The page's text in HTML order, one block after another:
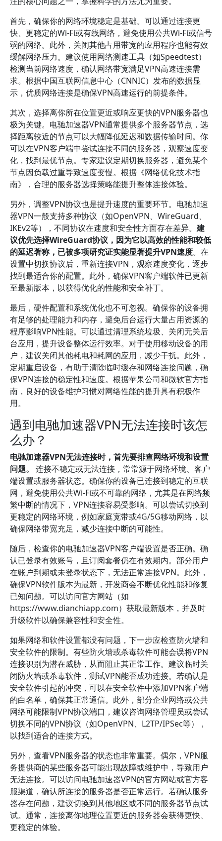
首先，确保你的网络环境稳定是基础。可以通过连接更
快、更稳定的Wi-Fi或有线网络，避免使用公共Wi-Fi或信号
弱的网络。此外，关闭其他占用带宽的应用程序也能有效
缓解网络压力。建议使用网络测速工具（如Speedtest）
检测当前网络速度，确认网络带宽满足VPN高速连接需
求。根据中国互联网信息中心（CNNIC）发布的数据显
示，优质网络连接是确保VPN高速运行的前提条件。
其次，选择离你所在位置更近或响应更快的VPN服务器也
极为关键。电驰加速器VPN通常提供多个服务器节点，选
择距离较近的节点可以大幅降低延迟和数据传输时间。你
可以在VPN客户端中尝试连接不同的服务器，观察速度变
化，找到最优节点。专家建议定期切换服务器，避免某个
节点因负载过重导致速度变慢。根据《网络优化技术指
南》，合理的服务器选择策略能提升整体连接体验。
另外，调整VPN协议也是提升速度的重要环节。电驰加速
器VPN一般支持多种协议（如OpenVPN、WireGuard、
IKEv2等），不同协议在速度和安全性方面存在差异。 建
议优先选择WireGuard协议，因为它以高效的性能和较低
的延迟著称，已被多项研究证实能显著提升VPN速度。在
设置中切换协议后，重新连接VPN，观察速度变化，逐步
找到最适合你的配置。此外，确保VPN客户端软件已更新
至最新版本，以获得优化的性能和安全补丁。
最后，硬件配置和系统优化也不可忽视。确保你的设备拥
有足够的处理能力和内存，避免后台运行大量占用资源的
程序影响VPN性能。可以通过清理系统垃圾、关闭无关后
台应用，提升设备整体运行效率。对于使用移动设备的用
户，建议关闭其他耗电和耗网的应用，减少干扰。此外，
定期重启设备，有助于清除临时缓存和网络连接问题，确
保VPN连接的稳定性和速度。根据苹果公司和微软官方指
南，良好的设备维护习惯对网络性能的提升具有积极作
用。
遇到电驰加速器VPN无法连接时该怎
么办？
电驰加速器VPN无法连接时，首先要排查网络环境和设置
问题。
连接不稳定或无法连接，常常源于网络环境、客户
端设置或服务器状态。确保你的设备已连接到稳定的互联
网，避免使用公共Wi-Fi或不可靠的网络，尤其是在网络频
繁中断的情况下，VPN连接容易受影响。可以尝试切换到
更稳定的网络环境，例如家庭宽带或4G/5G移动网络，以
确保网络带宽充足，减少连接中断的可能性。
随后，检查你的电驰加速器VPN客户端设置是否正确。确
认已登录有效账号，且订阅套餐仍在有效期内。部分用户
在账户到期或未登录状态下，无法正常连接VPN。此外，
确保VPN软件版本为最新，开发商会不断优化性能和修复
已知问题。可以访问官方网站（如
https://www.dianchiapp.com）获取最新版本，并及时
升级软件以确保兼容性和安全性。
如果网络和软件设置都没有问题，下一步应检查防火墙和
安全软件的限制。有些防火墙或杀毒软件可能会误将VPN
连接识别为潜在威胁，从而阻止其正常工作。建议临时关
闭防火墙或杀毒软件，测试VPN能否成功连接。若确认是
安全软件引起的冲突，可以在安全软件中添加VPN客户端
的白名单，确保其正常通信。此外，部分企业网络或公共
网络可能限制VPN协议端口，建议咨询网络管理员或尝试
切换不同的VPN协议（如OpenVPN、L2TP/IPSec等），
以找到适合的连接方式。
另外，查看VPN服务器的状态也非常重要。偶尔，VPN服
务提供商的某些服务器可能出现故障或维护中，导致用户
无法连接。可以访问电驰加速器VPN的官方网站或官方客
服渠道，确认所连接的服务器是否正常运行。若确认服务
器存在问题，建议切换到其他地区或不同的服务器节点试
试。通常，连接离你地理位置更近的服务器会获得更快、
更稳定的体验。